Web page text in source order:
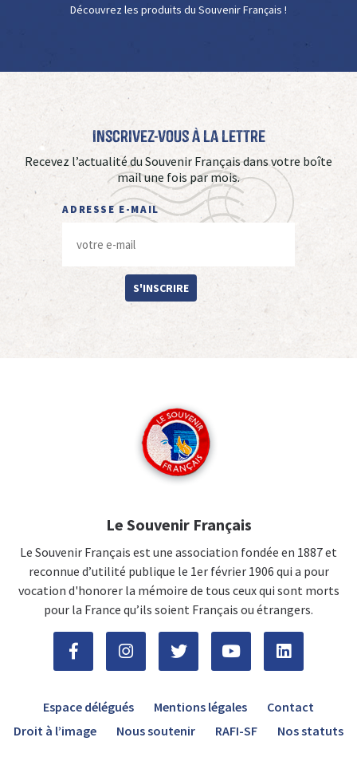
Découvrez les produits du Souvenir Français !
Inscrivez-vous à La Lettre
Recevez l’actualité du Souvenir Français dans votre boîte
mail une fois par mois.
ADRESSE E-MAIL
S'INSCRIRE
Le Souvenir Français
Le Souvenir Français est une association fondée en 1887 et
reconnue d’utilité publique le 1er février 1906 qui a pour
vocation d'honorer la mémoire de tous ceux qui sont morts
pour la France qu’ils soient Français ou étrangers.
Espace délégués Mentions légales
Contact
Droit à l’image
Nous soutenir RAFI-SF Nos statuts